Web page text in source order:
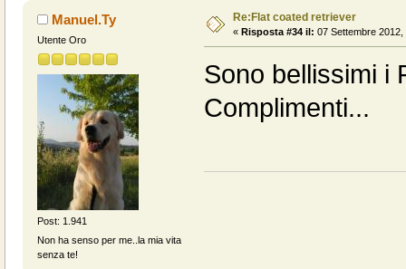
Manuel.Ty
Utente Oro
Post: 1.941
Non ha senso per me..la mia vita
senza te!
Re:Flat coated retriever
« Risposta #34 il: 07 Settembre 2012,
Sono bellissimi i
Complimenti...